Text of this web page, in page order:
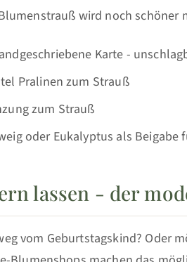
wird noch schöner
Karte -
Pralinen zum Strauß
zum Strauß
oder Eukalyptus als Beigabe
lassen - der
vom Geburtstagskind? Oder